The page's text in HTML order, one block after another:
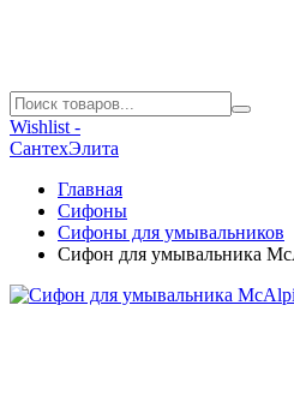
Wishlist -
СантехЭлита
Главная
Сифоны
Сифоны для умывальников
Сифон для умывальника